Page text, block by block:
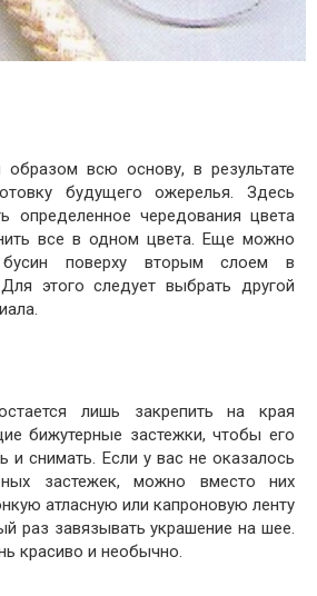
образом всю основу, в результате
будущего ожерелья. Здесь
определенное чередования цвета
все в одном цвета. Еще можно
поверху вторым слоем в
этого следует выбрать другой
лишь закрепить на края
бижутерные застежки, чтобы его
и снимать. Если у вас не оказалось
застежек, можно вместо них
атласную или капроновую ленту
раз завязывать украшение на шее.
красиво и необычно.